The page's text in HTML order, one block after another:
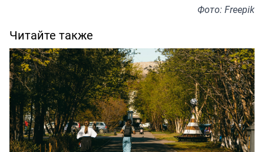
Фото: Freepik
Читайте также